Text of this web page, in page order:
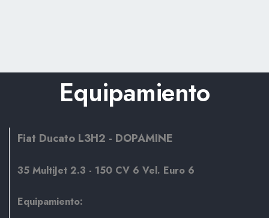
Equipamiento
Fiat Ducato L3H2 - DOPAMINE
35 MultiJet 2.3 - 150 CV 6 Vel. Euro 6
Equipamiento: